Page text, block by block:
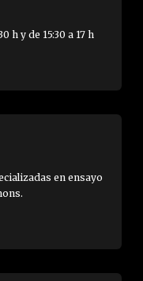
h y de 15:30 a 17 h
en ensayo